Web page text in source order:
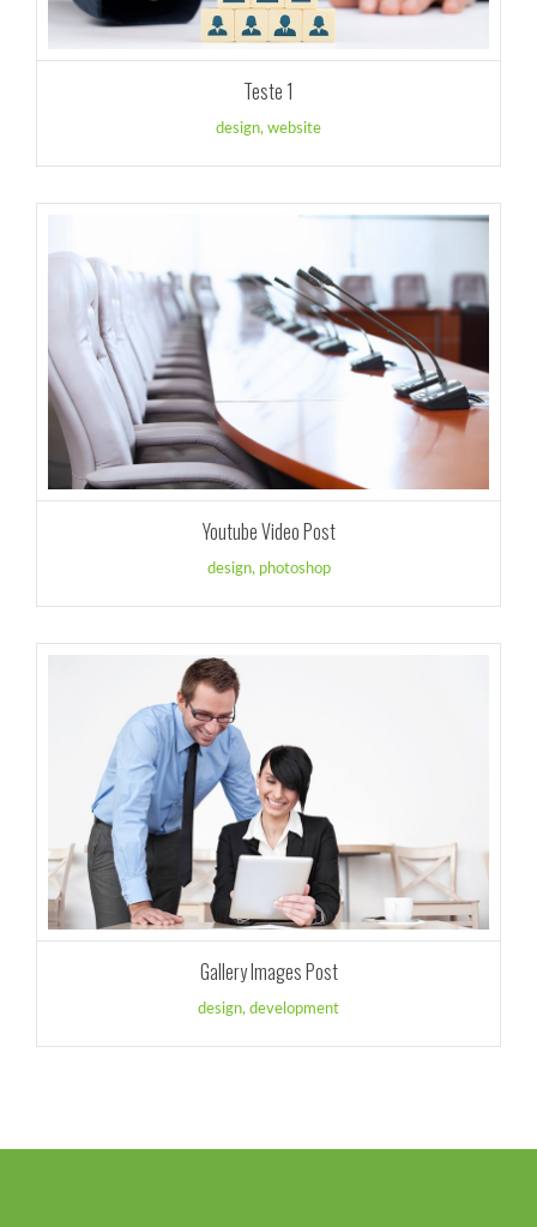
Teste 1
design, website
Youtube Video Post
design, photoshop
Gallery Images Post
design, development